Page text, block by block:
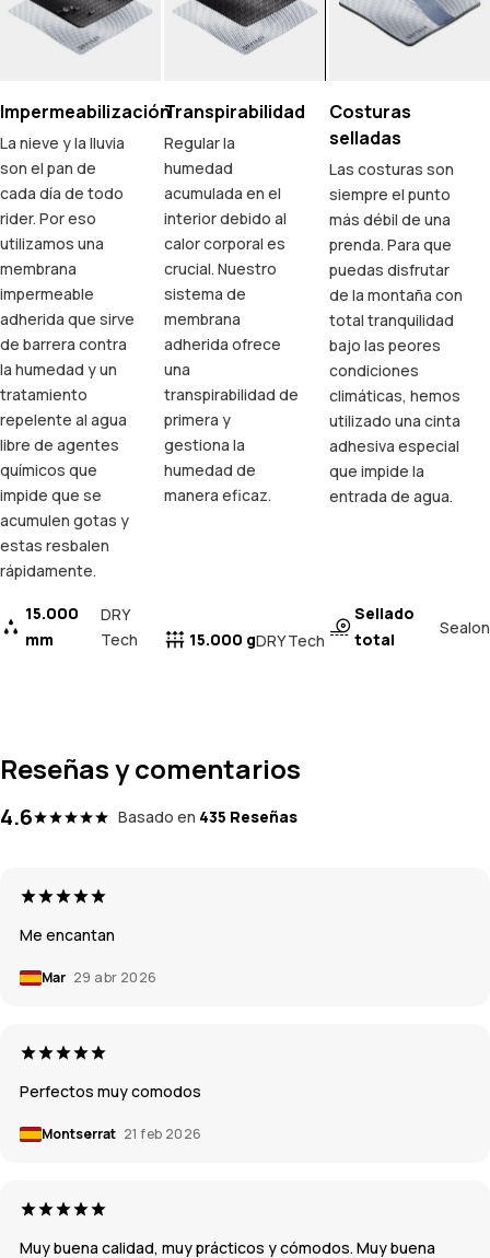
Impermeabilización
La nieve y la lluvia
son el pan de
cada día de todo
rider. Por eso
utilizamos una
membrana
impermeable
adherida que sirve
de barrera contra
la humedad y un
tratamiento
repelente al agua
libre de agentes
químicos que
impide que se
acumulen gotas y
estas resbalen
rápidamente.
15.000
mm
DRY
Tech
Transpirabilidad
Regular la
humedad
acumulada en el
interior debido al
calor corporal es
crucial. Nuestro
sistema de
membrana
adherida ofrece
una
transpirabilidad de
primera y
gestiona la
humedad de
manera eficaz.
15.000 gDRY Tech
Costuras
selladas
Las costuras son
siempre el punto
más débil de una
prenda. Para que
puedas disfrutar
de la montaña con
total tranquilidad
bajo las peores
condiciones
climáticas, hemos
utilizado una cinta
adhesiva especial
que impide la
entrada de agua.
Sellado
total
Sealon
Reseñas y comentarios
4.6 Basado en 435 Reseñas
Me encantan
Mar 29 abr 2026
Perfectos muy comodos
Montserrat 21 feb 2026
Muy buena calidad, muy prácticos y cómodos. Muy buena